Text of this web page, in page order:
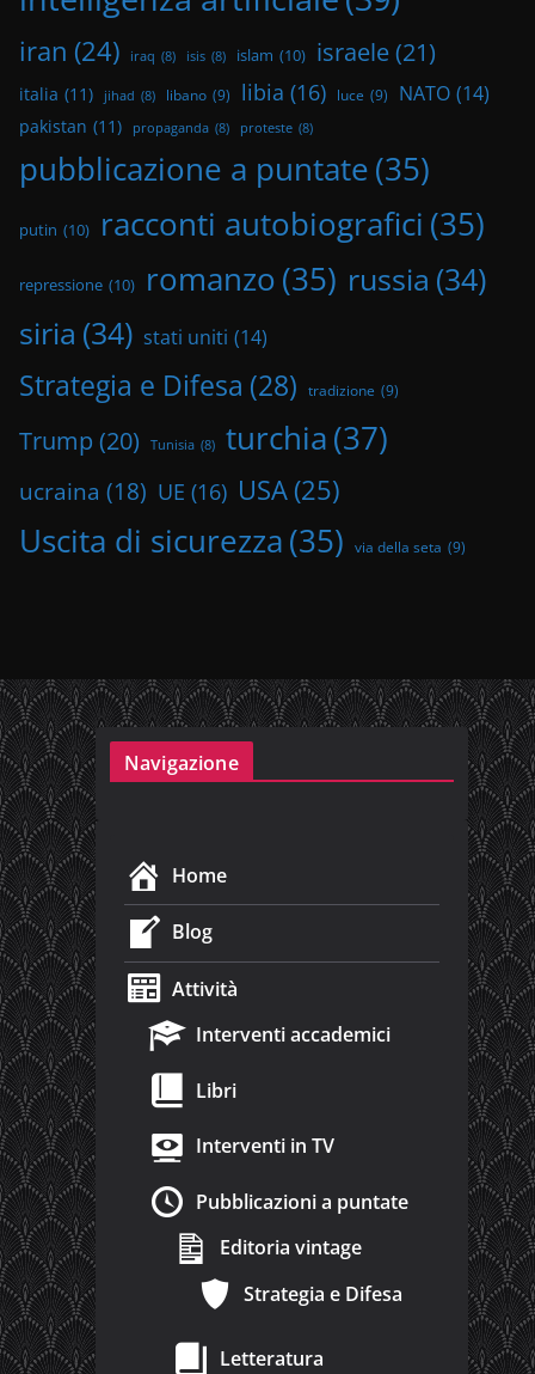
iran (24) iraq (8) isis (8) islam (10) israele(21)
italia (11) jihad (8) libano (9) libia (16) luce (9) NATO (14)
pakistan (11) propaganda (8) proteste (8)
pubblicazione a puntate(35)
putin (10) racconti autobiografici (35)
repressione (10) romanzo(35) russia (34)
siria (34) stati uniti (14)
Strategia e Difesa (28) tradizione (9)
Trump (20) Tunisia (8) turchia(37)
ucraina (18) UE (16) USA (25)
Uscita di sicurezza(35) via della seta (9)
Navigazione
Home
Blog
Attività
Interventi accademici
Libri
Interventi in TV
Pubblicazioni a puntate
Editoria vintage
Strategia e Difesa
Letteratura